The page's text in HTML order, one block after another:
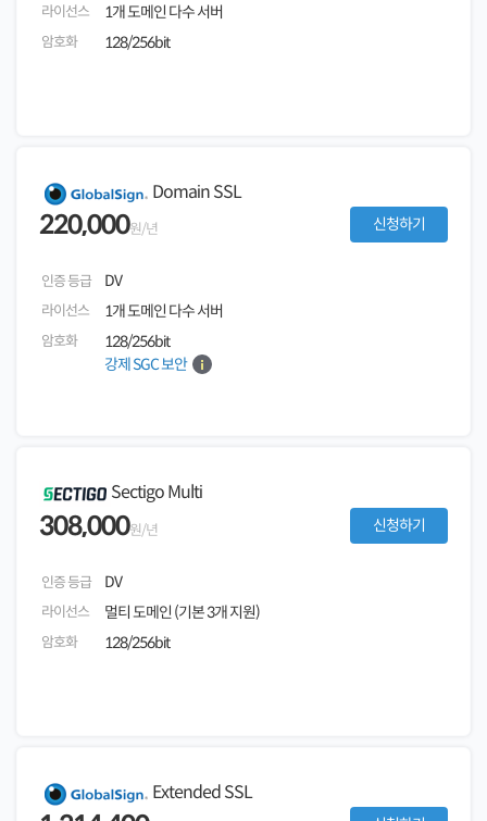
라이선스 1개 도메인 다수 서버
암호화 128/256bit
Domain SSL
220,000원/년 신청하기
인증 등급 DV
라이선스 1개 도메인 다수 서버
암호화
128/256bit
강제 SGC 보안
Sectigo Multi
308,000원/년 신청하기
인증 등급 DV
라이선스 멀티 도메인 (기본 3개 지원)
암호화 128/256bit
Extended SSL